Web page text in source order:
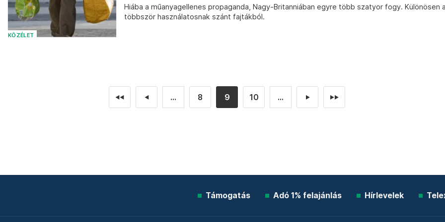
KÖZÉLET
Hiába a műanyagellenes propaganda, Nagy-Britanniában egyre több szatyor fogy. Különösen a
többször használatosnak szánt fajtákból.
◄◄ ◄ ... 8 9 10 ... ► ►►
Támogatás Adó 1% felajánlás Hírlevelek